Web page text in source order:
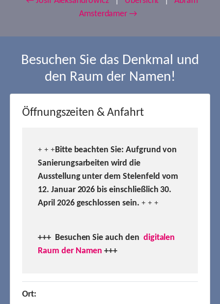
Amsterdamer →
Besuchen Sie das Denkmal und
den Raum der Namen!
Öffnungszeiten & Anfahrt
+ + +Bitte beachten Sie: Aufgrund von
Sanierungsarbeiten wird die
Ausstellung unter dem Stelenfeld vom
12. Januar 2026 bis einschließlich 30.
April 2026 geschlossen sein. + + +
+++ Besuchen Sie auch den digitalen
Raum der Namen +++
Ort: